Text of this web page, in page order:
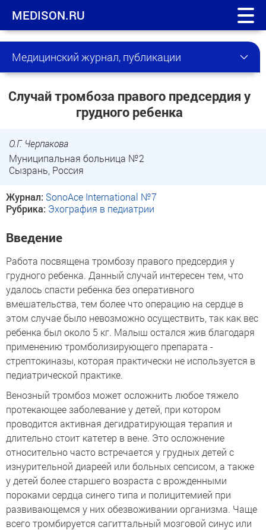
MEDISON.RU
Медицинский журнал, публикации
Случай тромбоза правого предсердия у
грудного ребенка
О.Г. Черпакова
Муниципальная больница №2
Сызрань, Россия
Журнал: SonoAce International №7
Рубрика: Эхография в педиатрии
Введение
Работа посвящена тромбозу правого предсердия у
грудного ребенка. Данный случай интересен тем, что
удалось спасти ребенка без оперативного
вмешательства, тем более что операцию на сердце в
этом случае было невозможно осуществить, так как вес
ребенка был около 5 кг. Малыш остался жив благодаря
применению тромболизирующего препарата -
стрептокиназы, которая практически не используется в
педиатрической практике.
Венозный тромбоз может осложнить любое тяжело
протекающее заболевание у детей, при котором
проводится активная дегидратирующая терапия и
длительно стоит катетер в вене. Это осложнение
относительно часто встречается у грудных детей с
изнурительной диареей или больных сепсисом, а также
у детей более старшего возраста с врожденными
пороками сердца синего типа и полицитемией при
развивающемся у них обезвоживании организма. Чаще
всего тромбируется сагиттальный мозговой синус или